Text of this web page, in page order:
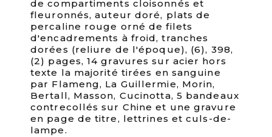
de compartiments cloisonnés et
fleuronnés, auteur doré, plats de
percaline rouge orné de filets
d'encadrements à froid, tranches
dorées (reliure de l'époque), (6), 398,
(2) pages, 14 gravures sur acier hors
texte la majorité tirées en sanguine
par Flameng, La Guillermie, Morin,
Bertall, Masson, Cucinotta, 5 bandeaux
contrecollés sur Chine et une gravure
en page de titre, lettrines et culs-de-
lampe.